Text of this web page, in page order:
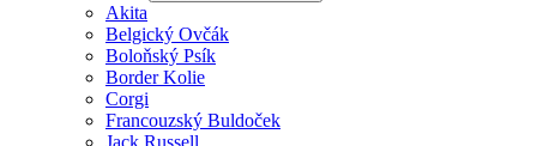
Akita
Belgický Ovčák
Boloňský Psík
Border Kolie
Corgi
Francouzský Buldoček
Jack Russell